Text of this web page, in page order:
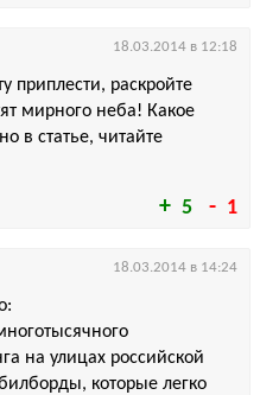
5 1
приплести, раскройте
мирного неба! Какое
в статье, читайте
18.03.2014 в 12:18
на улицах российской
которые легко
18.03.2014 в 14:24